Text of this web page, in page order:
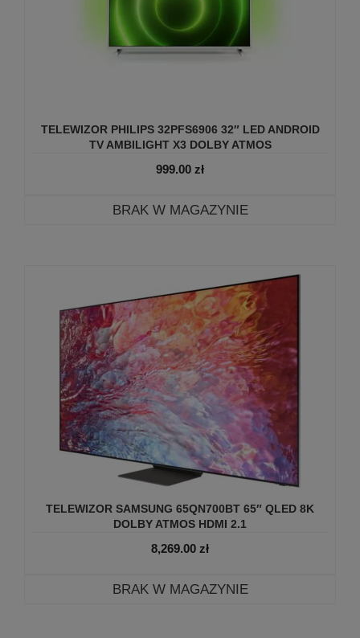
TELEWIZOR PHILIPS 32PFS6906 32″ LED ANDROID
TV AMBILIGHT X3 DOLBY ATMOS
999.00 zł
BRAK W MAGAZYNIE
TELEWIZOR SAMSUNG 65QN700BT 65″ QLED 8K
DOLBY ATMOS HDMI 2.1
8,269.00 zł
BRAK W MAGAZYNIE